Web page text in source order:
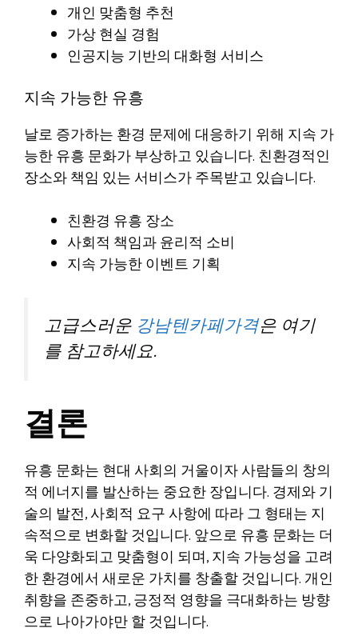
개인 맞춤형 추천
가상 현실 경험
인공지능 기반의 대화형 서비스
지속 가능한 유흥
날로 증가하는 환경 문제에 대응하기 위해 지속 가
능한 유흥 문화가 부상하고 있습니다. 친환경적인
장소와 책임 있는 서비스가 주목받고 있습니다.
친환경 유흥 장소
사회적 책임과 윤리적 소비
지속 가능한 이벤트 기획
고급스러운 강남텐카페가격은 여기
를 참고하세요.
결론
유흥 문화는 현대 사회의 거울이자 사람들의 창의
적 에너지를 발산하는 중요한 장입니다. 경제와 기
술의 발전, 사회적 요구 사항에 따라 그 형태는 지
속적으로 변화할 것입니다. 앞으로 유흥 문화는 더
욱 다양화되고 맞춤형이 되며, 지속 가능성을 고려
한 환경에서 새로운 가치를 창출할 것입니다. 개인
취향을 존중하고, 긍정적 영향을 극대화하는 방향
으로 나아가야만 할 것입니다.